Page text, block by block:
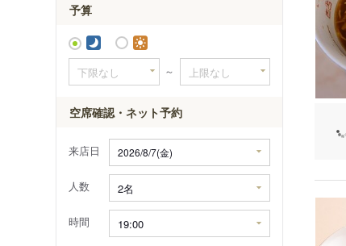
予算
～
空席確認・ネット予約
来店日
人数
時間